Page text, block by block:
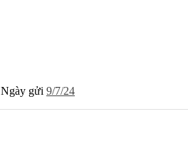
Ngày gửi 9/7/24